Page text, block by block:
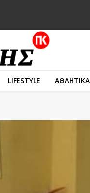
LIFESTYLE ΑΘΛΗΤΙΚΑ